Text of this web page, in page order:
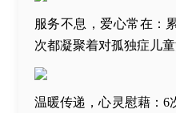
服务不息，爱心常在：
次都凝聚着对孤独症儿
温暖传递，心灵慰藉：6